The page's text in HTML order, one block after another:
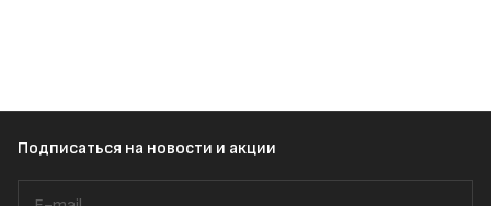
Подписаться на новости и акции